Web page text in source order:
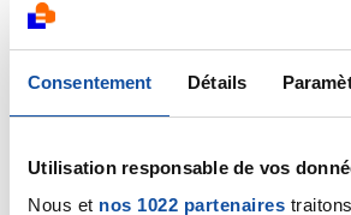
Consentement Détails
Utilisation responsable de vos
Nous et nos 1022 partenaires
n'a pas mal pas de douleur rien du
rester traumatiser de cette